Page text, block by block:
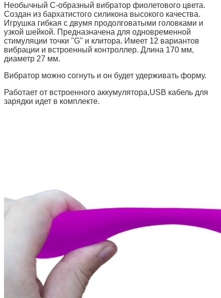
Необычный С-образный вибратор фиолетового цвета.
Создан из бархатистого силикона высокого качества.
Игрушка гибкая с двумя продолговатыми головками и
узкой шейкой. Предназначена для одновременной
стимуляции точки "G" и клитора. Имеет 12 вариантов
вибрации и встроенный контроллер. Длина 170 мм,
диаметр 27 мм.
Вибратор можно согнуть и он будет удерживать форму.
Работает от встроенного аккумулятора,USB кабель для
зарядки идет в комплекте.